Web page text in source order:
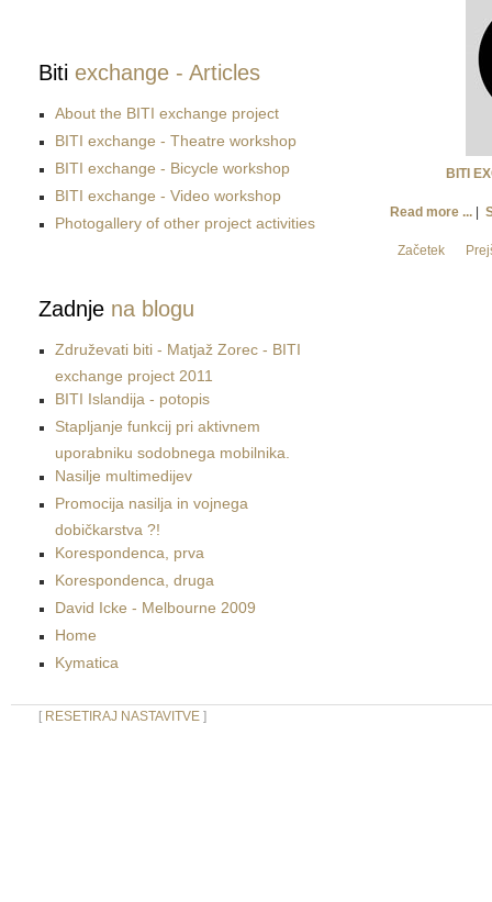
BITI
Read more ...
Začetek
Biti exchange - Articles
About the BITI exchange project
BITI exchange - Theatre workshop
BITI exchange - Bicycle workshop
BITI exchange - Video workshop
Photogallery of other project activities
Zadnje na blogu
Združevati biti - Matjaž Zorec - BITI
exchange project 2011
BITI Islandija - potopis
Stapljanje funkcij pri aktivnem
uporabniku sodobnega mobilnika.
Nasilje multimedijev
Promocija nasilja in vojnega
dobičkarstva ?!
Korespondenca, prva
Korespondenca, druga
David Icke - Melbourne 2009
Home
Kymatica
[ RESETIRAJ NASTAVITVE ]